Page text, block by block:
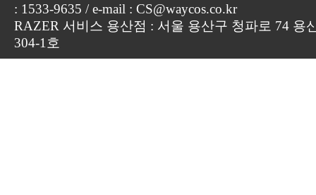
: 1533-9635 / e-mail : CS@waycos.co.kr
RAZER 서비스 용산점 : 서울 용산구 청파로 74 용
304-1호